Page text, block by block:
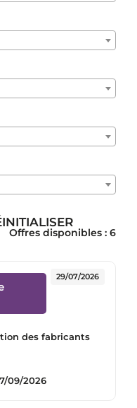
Offres disponibles : 6
des fabricants
29/07/2026
09/2026